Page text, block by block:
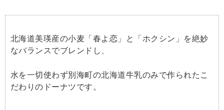
北海道美瑛産の小麦「春よ恋」と「ホクシン」を絶妙
なバランスでブレンドし、
水を一切使わず別海町の北海道牛乳のみで作られたこ
だわりのドーナツです。